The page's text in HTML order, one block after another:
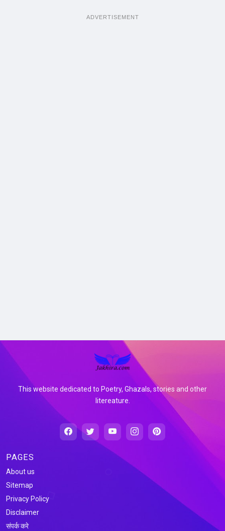
ADVERTISEMENT
This website dedicated to Poetry, Ghazals, stories and other
litereature.
PAGES
About us
Sitemap
Privacy Policy
Disclaimer
संपर्क करे